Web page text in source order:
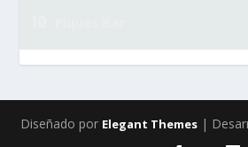
Diseñado por Elegant Themes|